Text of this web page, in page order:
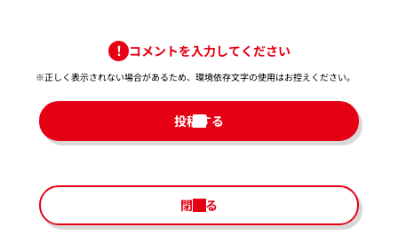
コメントを入力してください
※正しく表示されない場合があるため、環境依存文字の使用はお控えください。​
投稿する
閉じる